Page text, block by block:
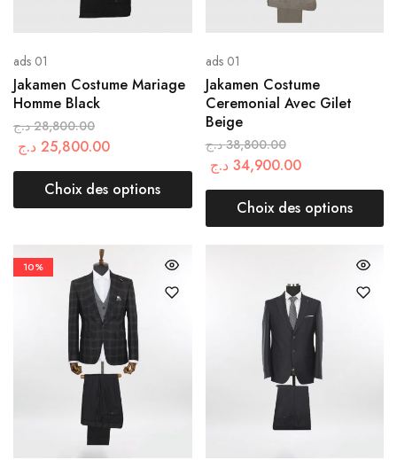
ads 01
Jakamen Costume Mariage
Homme Black
28,800.00 د.ج
25,800.00 د.ج
Choix des options
ads 01
Jakamen Costume
Ceremonial Avec Gilet
Beige
38,800.00 د.ج
34,900.00 د.ج
Choix des options
10%